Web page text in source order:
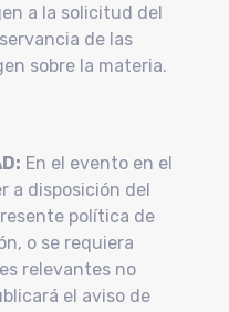
a la solicitud del
de las
sobre la materia.
En el evento en el
a disposición del
política de
o se requiera
relevantes no
el aviso de